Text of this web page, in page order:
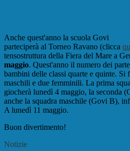
Anche quest'anno la scuola Govi
parteciperà al Torneo Ravano (clicca
tensostruttura della Fiera del Mare a
maggio. Quest'anno il numero dei
bambini delle classi quarte e quinte. Si
maschili e due femminili. La prima
giocherà lunedì 4 maggio, la seconda
anche la squadra maschile (Govi B),
A lunedì 11 maggio.
Buon divertimento!
Notizie